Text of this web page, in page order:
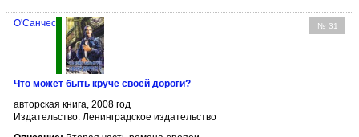
№ 31
О'Санчес
Что может быть круче своей дороги?
авторская книга, 2008 год
Издательство: Ленинградское издательство